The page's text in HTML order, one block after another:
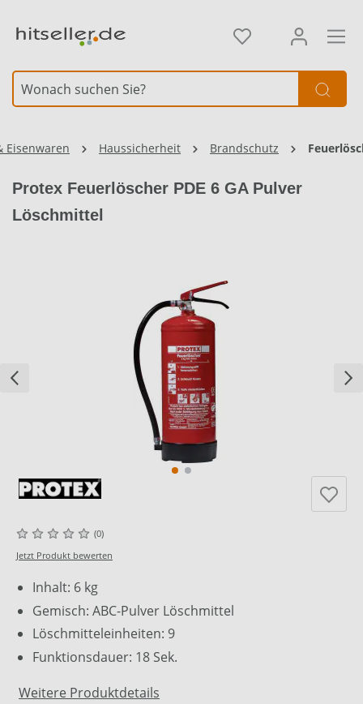
Eisenwaren Haussicherheit Brandschutz
Protex Feuerlöscher PDE 6 GA Pulver
Löschmittel
(0)
Jetzt Produkt bewerten
Inhalt: 6 kg
Gemisch: ABC-Pulver Löschmittel
Löschmitteleinheiten: 9
Funktionsdauer: 18 Sek.
Weitere Produktdetails